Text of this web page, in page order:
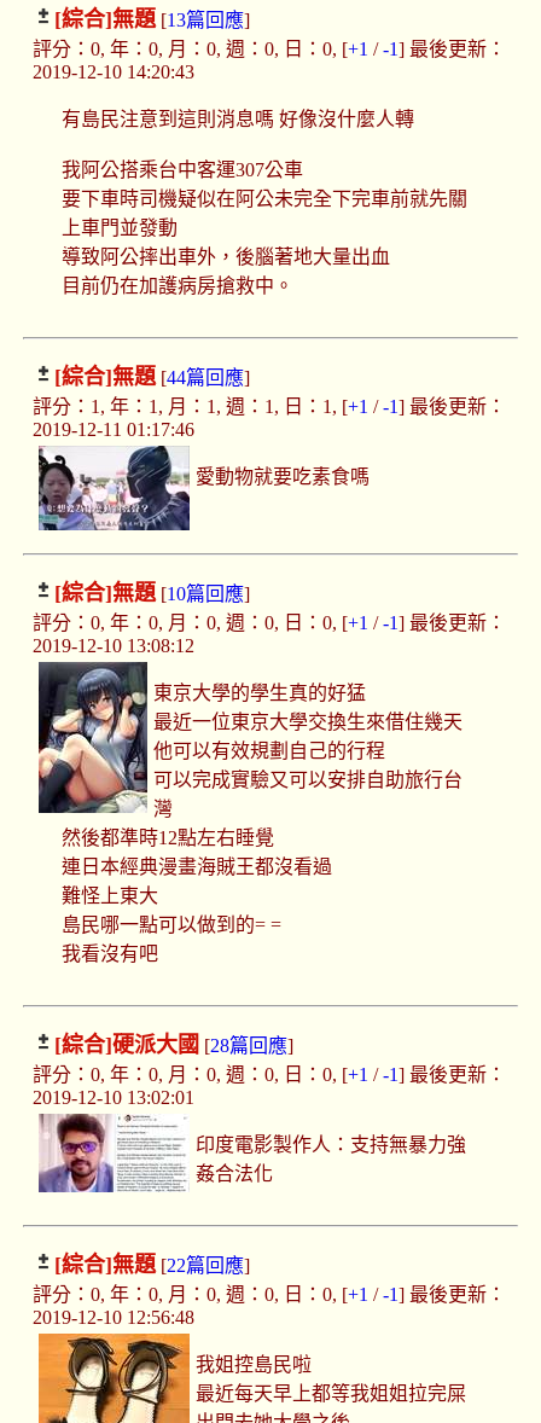
[綜合]無題[13篇回應]
評分：0, 年：0, 月：0, 週：0, 日：0, [+1 /-1] 最後更新：
2019-12-10 14:20:43
有島民注意到這則消息嗎 好像沒什麼人轉
我阿公搭乘台中客運307公車
要下車時司機疑似在阿公未完全下完車前就先關
上車門並發動
導致阿公摔出車外，後腦著地大量出血
目前仍在加護病房搶救中。
[綜合]無題[44篇回應]
評分：1, 年：1, 月：1, 週：1, 日：1, [+1 /-1] 最後更新：
2019-12-11 01:17:46
愛動物就要吃素食嗎
[綜合]無題[10篇回應]
評分：0, 年：0, 月：0, 週：0, 日：0, [+1 /-1] 最後更新：
2019-12-10 13:08:12
東京大學的學生真的好猛
最近一位東京大學交換生來借住幾天
他可以有效規劃自己的行程
可以完成實驗又可以安排自助旅行台
灣
然後都準時12點左右睡覺
連日本經典漫畫海賊王都沒看過
難怪上東大
島民哪一點可以做到的= =
我看沒有吧
[綜合]硬派大國 [28篇回應]
評分：0, 年：0, 月：0, 週：0, 日：0, [+1 /-1] 最後更新：
2019-12-10 13:02:01
印度電影製作人：支持無暴力強
姦合法化
[綜合]無題[22篇回應]
評分：0, 年：0, 月：0, 週：0, 日：0, [+1 /-1] 最後更新：
2019-12-10 12:56:48
我姐控島民啦
最近每天早上都等我姐姐拉完屎